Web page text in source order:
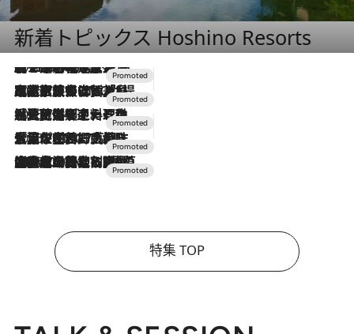
新着トピックス Hoshino Resorts
2026.8.7
【トンボの足水浴】ヒノキの香りに包まれて涼感マックス！約13℃の湧水かけ流しを避暑地「星野温泉 トンボの湯」で体験
2026.7.31
【ホテル帰省】という選択肢をOMOが提案。家族とほどよい距離を保つには「昼は実家、夜は気兼ねなくホテルで！」
2026.7.24
【夏限定ディナーコース】旬を迎える稚鮎や花ズッキーニなどをイタリア・トスカーナの郷土料理の手法で満喫！
2026.7.17
「土佐和ハーブかき氷」がOMO7高知に登場！生姜、山椒、大葉など目にも舌にも涼を呼ぶ郷土の味
2026.7.10
NEW OPEN！【界 草津】名湯の地に誕生。趣の異なる2種の温泉と上州ならではの会席・蕎麦割烹など美食を味わう究極の癒やし旅
特集 TOP